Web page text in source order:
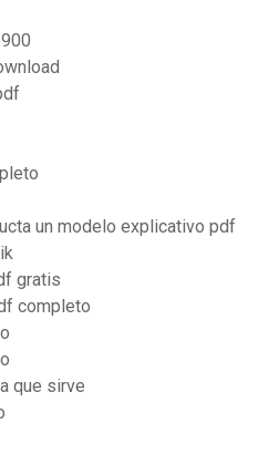
un modelo explicativo pdf
gratis
completo
que sirve